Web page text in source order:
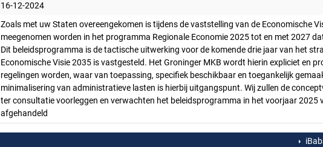
16-12-2024
Zoals met uw Staten overeengekomen is tijdens de vaststelling van de Economische
meegenomen worden in het programma Regionale Economie 2025 tot en met 2027
Dit beleidsprogramma is de tactische uitwerking voor de komende drie jaar van het
Economische Visie 2035 is vastgesteld. Het Groninger MKB wordt hierin expliciet en
regelingen worden, waar van toepassing, specifiek beschikbaar en toegankelijk
minimalisering van administratieve lasten is hierbij uitgangspunt. Wij zullen de
ter consultatie voorleggen en verwachten het beleidsprogramma in het voorjaar 2025
afgehandeld